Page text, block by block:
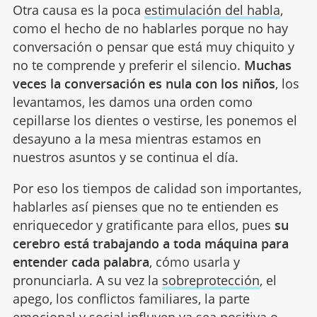
Otra causa es la poca estimulación del habla,
como el hecho de no hablarles porque no hay
conversación o pensar que está muy chiquito y
no te comprende y preferir el silencio. Muchas
veces la conversación es nula con los niños, los
levantamos, les damos una orden como
cepillarse los dientes o vestirse, les ponemos el
desayuno a la mesa mientras estamos en
nuestros asuntos y se continua el día.
Por eso los tiempos de calidad son importantes,
hablarles así pienses que no te entienden es
enriquecedor y gratificante para ellos, pues su
cerebro está trabajando a toda máquina para
entender cada palabra, cómo usarla y
pronunciarla. A su vez la sobreprotección, el
apego, los conflictos familiares, la parte